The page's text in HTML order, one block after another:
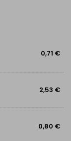
0,71 €
2,53 €
0,80 €